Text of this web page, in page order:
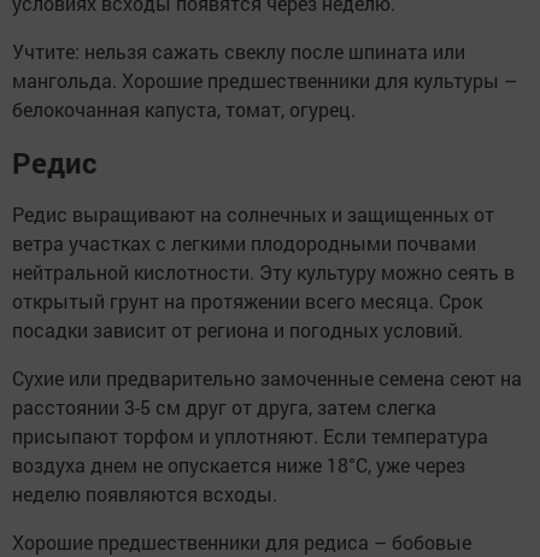
Учтите: нельзя сажать свеклу после шпината или
мангольда. Хорошие предшественники для культуры –
белокочанная капуста, томат, огурец.
Редис
Редис выращивают на солнечных и защищенных от
ветра участках с легкими плодородными почвами
нейтральной кислотности. Эту культуру можно сеять в
открытый грунт на протяжении всего месяца. Срок
посадки зависит от региона и погодных условий.
Сухие или предварительно замоченные семена сеют на
расстоянии 3-5 см друг от друга, затем слегка
присыпают торфом и уплотняют. Если температура
воздуха днем не опускается ниже 18°С, уже через
неделю появляются всходы.
Хорошие предшественники для редиса – бобовые